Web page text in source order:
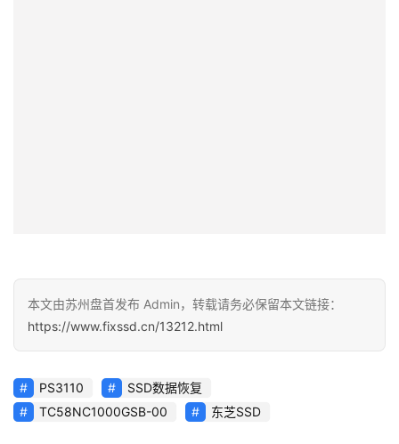
本文由苏州盘首发布 Admin，转载请务必保留本文链接：
https://www.fixssd.cn/13212.html
PS3110
SSD数据恢复
TC58NC1000GSB-00
东芝SSD